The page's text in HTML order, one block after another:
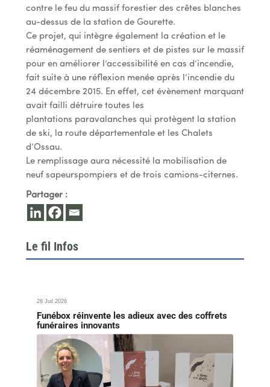
contre le feu du massif forestier des crêtes blanches
au-dessus de la station de Gourette.
Ce projet, qui intègre également la création et le
réaménagement de sentiers et de pistes sur le massif
pour en améliorer l’accessibilité en cas d’incendie,
fait suite à une réflexion menée après l’incendie du
24 décembre 2015. En effet, cet évènement marquant
avait failli détruire toutes les
plantations paravalanches qui protègent la station
de ski, la route départementale et les Chalets
d’Ossau.
Le remplissage aura nécessité la mobilisation de
neuf sapeurspompiers et de trois camions-citernes.
Partager :
Le fil Infos
28 Juil 2026
Funébox réinvente les adieux avec des coffrets
funéraires innovants